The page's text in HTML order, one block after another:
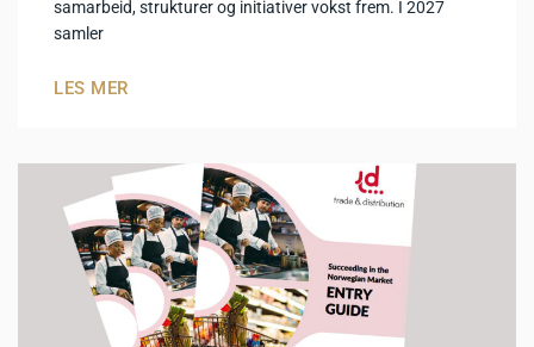
samarbeid, strukturer og initiativer vokst frem. I 2027
samler
LES MER